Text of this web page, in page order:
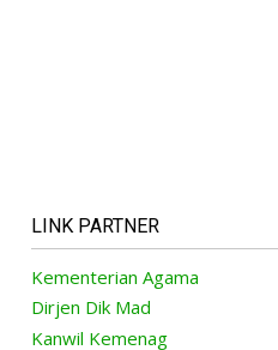
LINK PARTNER
Kementerian Agama
Dirjen Dik Mad
Kanwil Kemenag